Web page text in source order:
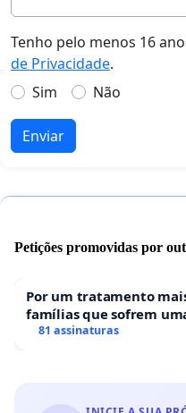
Tenho pelo menos 16
de Privacidade.
Sim
Não
Enviar
Petições promovidas por
Por um tratamento
famílias que sofrem
hospitais portugueses
81 assinaturas